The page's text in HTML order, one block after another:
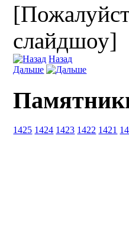
слайдшоу]
Назад
Дальше
1425 1424 1423 1422 1421